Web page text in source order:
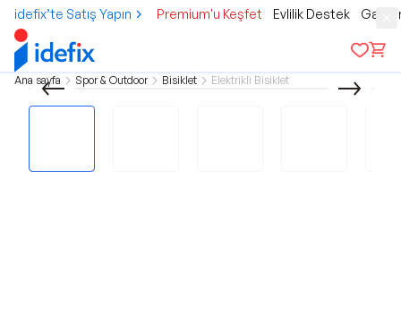
idefix’te Satış Yapın Premium'u Keşfet Evlilik Destek
Ana sayfa Spor & Outdoor Bisiklet Elektrikli Bisiklet